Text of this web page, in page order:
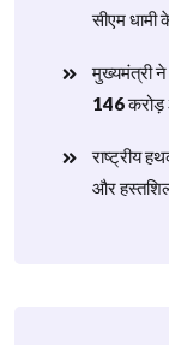
सीएम धामी
मुख्यमंत्री
146 करोड़
राष्ट्रीय
और